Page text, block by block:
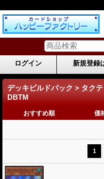
ログイン 新規登録
デッキビルドパック > タク
DBTM
おすすめ順 価
1